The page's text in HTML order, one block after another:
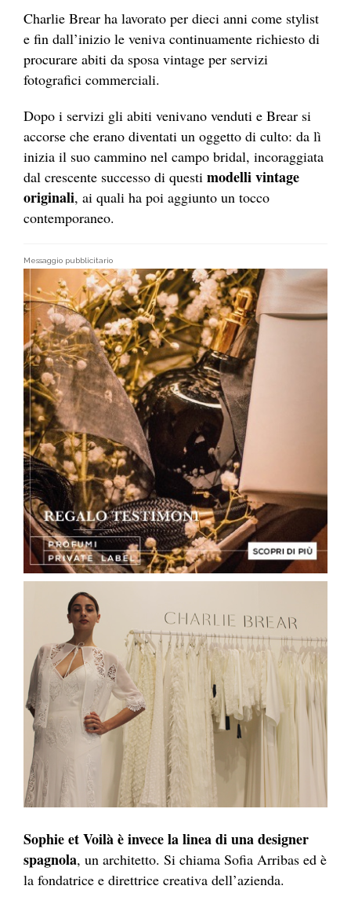
Charlie Brear ha lavorato per dieci anni come stylist
e fin dall’inizio le veniva continuamente richiesto di
procurare abiti da sposa vintage per servizi
fotografici commerciali.
Dopo i servizi gli abiti venivano venduti e Brear si
accorse che erano diventati un oggetto di culto: da lì
inizia il suo cammino nel campo bridal, incoraggiata
dal crescente successo di questi modelli vintage
originali, ai quali ha poi aggiunto un tocco
contemporaneo.
Messaggio pubblicitario
Sophie et Voilà è invece la linea di una designer
spagnola, un architetto. Si chiama Sofia Arribas ed è
la fondatrice e direttrice creativa dell’azienda.